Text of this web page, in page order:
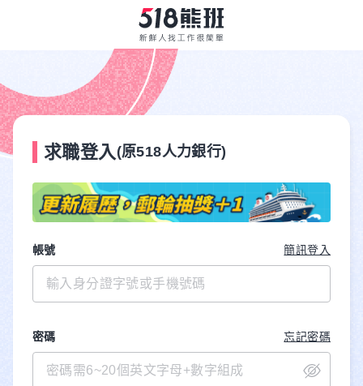
求職登入 (原518人力銀行)
帳號 簡訊登入
密碼 忘記密碼